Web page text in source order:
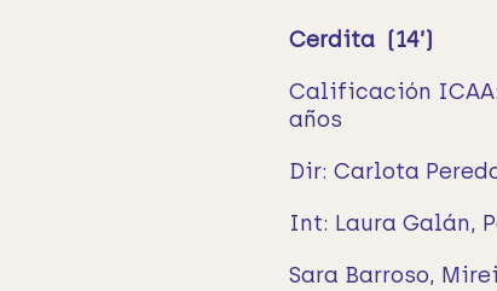
Cerdita (14’)
Calificación
años
Dir: Carlota
Int: Laura Galán,
Sara Barroso,